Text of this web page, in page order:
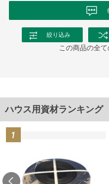
絞り込み
この商品の全
ハウス用資材ランキング